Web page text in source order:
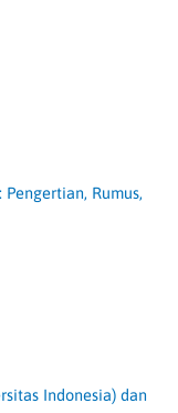
Rumus,
Indonesia) dan